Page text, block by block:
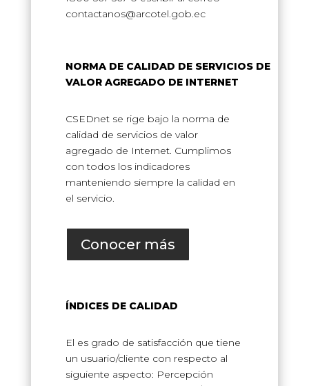
contactanos@arcotel.gob.ec
NORMA DE CALIDAD DE SERVICIOS DE
VALOR AGREGADO DE INTERNET
CSEDnet se rige bajo la norma de
calidad de servicios de valor
agregado de Internet. Cumplimos
con todos los indicadores
manteniendo siempre la calidad en
el servicio.
Conocer más
ÍNDICES DE CALIDAD
El es grado de satisfacción que tiene
un usuario/cliente con respecto al
siguiente aspecto: Percepción